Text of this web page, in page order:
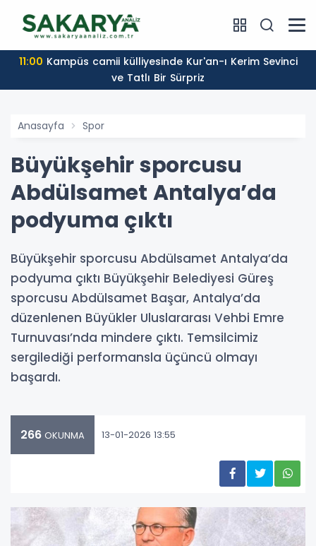
11:00
ve Tatlı Bir Sürpriz
Anasayfa Spor
Büyükşehir sporcusu
Abdülsamet Antalya’da
podyuma çıktı
Büyükşehir sporcusu Abdülsamet Antalya’da
podyuma çıktı Büyükşehir Belediyesi Güreş
sporcusu Abdülsamet Başar, Antalya’da
düzenlenen Büyükler Uluslararası Vehbi Emre
Turnuvası’nda mindere çıktı. Temsilcimiz
sergilediği performansla üçüncü olmayı
başardı.
266 OKUNMA 13-01-2026 13:55